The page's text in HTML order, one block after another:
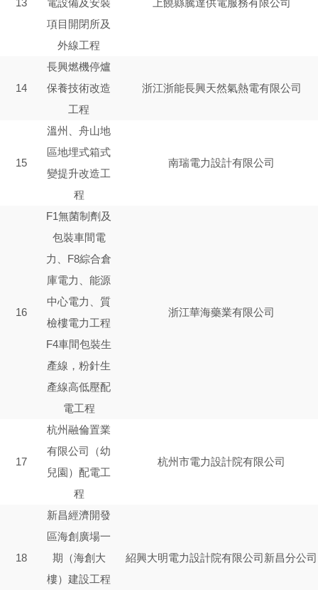
13
電設備及安裝
項目開閉所及
外線工程
上饒縣騰達供電服務有限公司
14
長興燃機停爐
保養技術改造
工程
浙江浙能長興天然氣熱電有限公司
15
溫州、舟山地
區地埋式箱式
變提升改造工
程
南瑞電力設計有限公司
16
F1無菌制劑及
包裝車間電
力、F8綜合倉
庫電力、能源
中心電力、質
檢樓電力工程
F4車間包裝生
產線，粉針生
產線高低壓配
電工程
浙江華海藥業有限公司
17
杭州融倫置業
有限公司（幼
兒園）配電工
程
杭州市電力設計院有限公司
18
新昌經濟開發
區海創廣場一
期（海創大
樓）建設工程
紹興大明電力設計院有限公司新昌分公司